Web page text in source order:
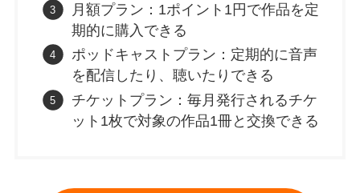
月額プラン：1ポイント1円で作品を定
期的に購入できる
ポッドキャストプラン：定期的に音声
を配信したり、聴いたりできる
チケットプラン：毎月発行されるチケ
ット1枚で対象の作品1冊と交換できる